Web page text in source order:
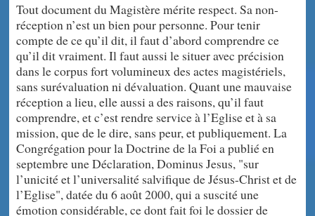
Tout document du Magistère mérite respect. Sa non-
réception n’est un bien pour personne. Pour tenir
compte de ce qu’il dit, il faut d’abord comprendre ce
qu’il dit vraiment. Il faut aussi le situer avec précision
dans le corpus fort volumineux des actes magistériels,
sans surévaluation ni dévaluation. Quant une mauvaise
réception a lieu, elle aussi a des raisons, qu’il faut
comprendre, et c’est rendre service à l’Eglise et à sa
mission, que de le dire, sans peur, et publiquement. La
Congrégation pour la Doctrine de la Foi a publié en
septembre une Déclaration, Dominus Jesus, "sur
l’unicité et l’universalité salvifique de Jésus-Christ et de
l’Eglise", datée du 6 août 2000, qui a suscité une
émotion considérable, ce dont fait foi le dossier de